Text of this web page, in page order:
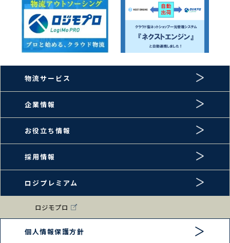
物流サービス
企業情報
お役立ち情報
採用情報
ロジプレミアム
ロジモプロ
個人情報保護方針